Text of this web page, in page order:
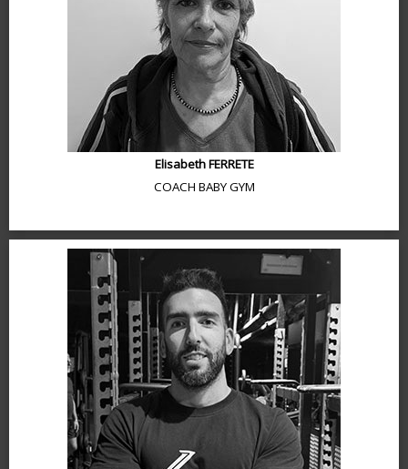
Elisabeth FERRETE
COACH BABY GYM